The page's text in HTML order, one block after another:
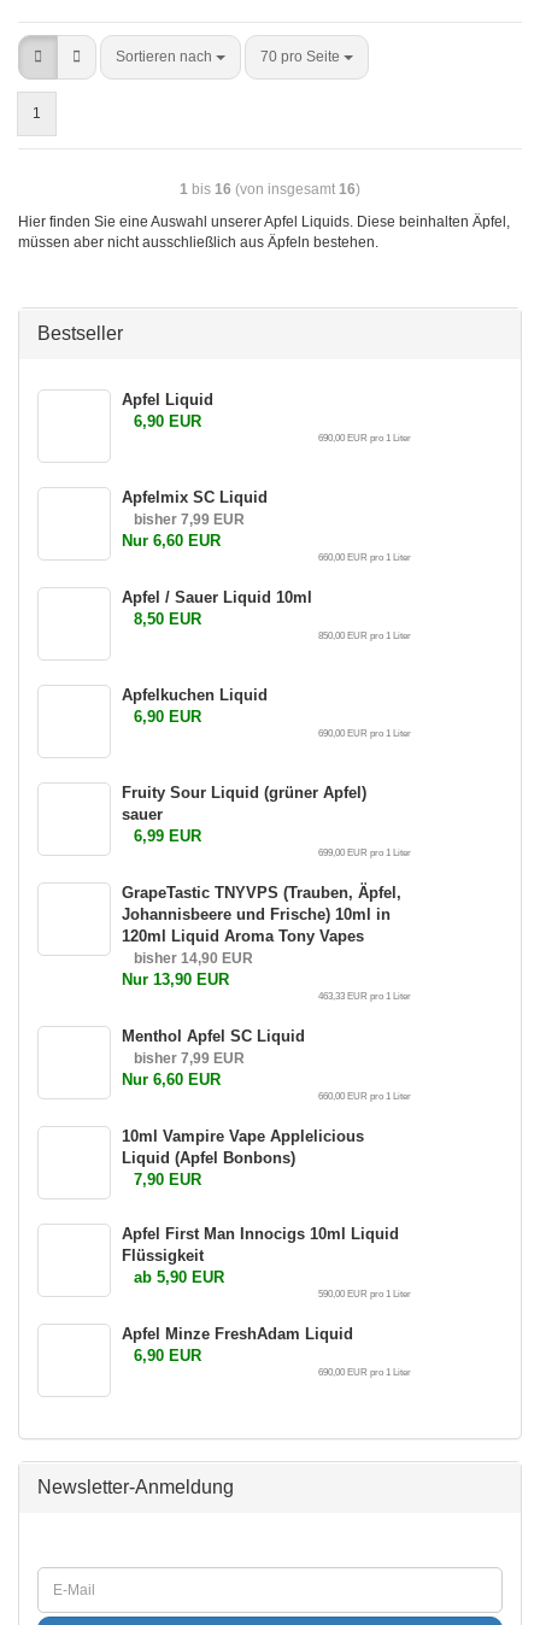
Sortieren nach 70 pro Seite
1
1 bis 16 (von insgesamt 16)
Hier finden Sie eine Auswahl unserer Apfel Liquids. Diese beinhalten Äpfel,
müssen aber nicht ausschließlich aus Äpfeln bestehen.
Bestseller
Apfel Liquid
6,90 EUR
690,00 EUR pro 1 Liter
Apfelmix SC Liquid
bisher 7,99 EUR
Nur 6,60 EUR
660,00 EUR pro 1 Liter
Apfel / Sauer Liquid 10ml
8,50 EUR
850,00 EUR pro 1 Liter
Apfelkuchen Liquid
6,90 EUR
690,00 EUR pro 1 Liter
Fruity Sour Liquid (grüner Apfel)
sauer
6,99 EUR
699,00 EUR pro 1 Liter
GrapeTastic TNYVPS (Trauben, Äpfel,
Johannisbeere und Frische) 10ml in
120ml Liquid Aroma Tony Vapes
bisher 14,90 EUR
Nur 13,90 EUR
463,33 EUR pro 1 Liter
Menthol Apfel SC Liquid
bisher 7,99 EUR
Nur 6,60 EUR
660,00 EUR pro 1 Liter
10ml Vampire Vape Applelicious
Liquid (Apfel Bonbons)
7,90 EUR
Apfel First Man Innocigs 10ml Liquid
Flüssigkeit
ab 5,90 EUR
590,00 EUR pro 1 Liter
Apfel Minze FreshAdam Liquid
6,90 EUR
690,00 EUR pro 1 Liter
Newsletter-Anmeldung